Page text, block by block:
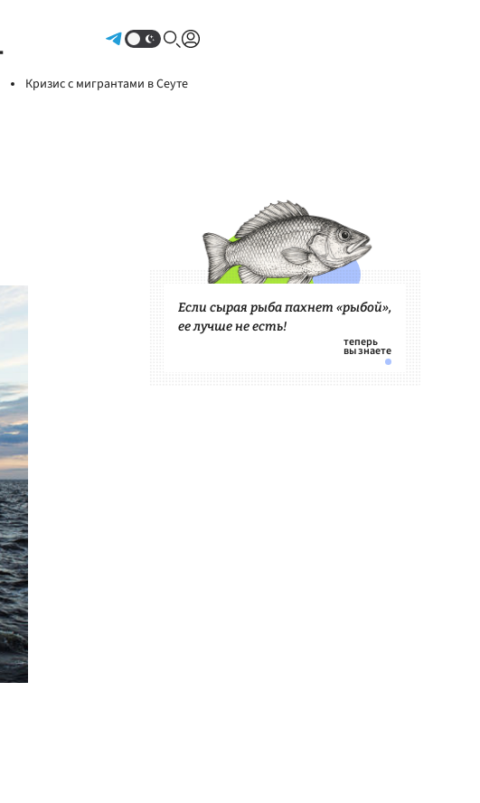
Кризис с мигрантами в Сеуте
Если сырая рыба пахнет «рыбой»,
ее лучше не есть!